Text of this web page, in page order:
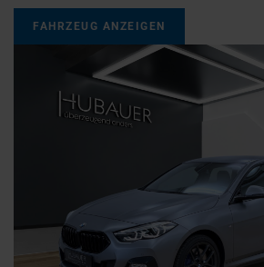
FAHRZEUG ANZEIGEN